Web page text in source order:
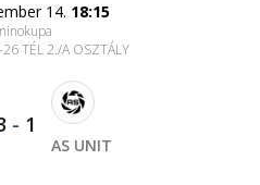
14. 18:15
TÉL 2./A OSZTÁLY
- 1
AS UNIT